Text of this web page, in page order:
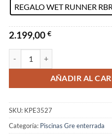
REGALO WET RUNNER
2.199,00 €
AÑADIR AL
SKU: KPE3527
Categoría: Piscinas Gre enterrada